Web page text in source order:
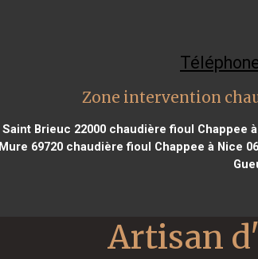
Zone intervention
Brieuc 22000 chaudière fioul Chappee
69720chaudière fioul Chappee à Nice
Artisan